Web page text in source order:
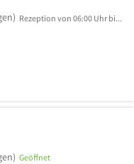
Rezeption von 06:00 Uhr bis 23:00 Uhr geöffnet.
Geöffnet